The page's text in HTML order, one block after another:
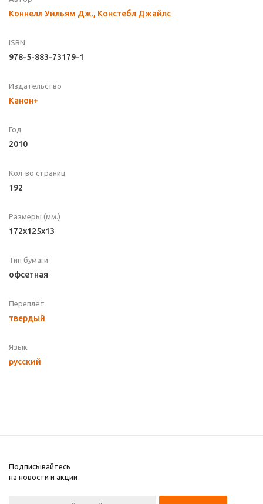
Коннелл Уильям Дж., Констебл Джайлс
ISBN
978-5-883-73179-1
Издательство
Канон+
Год
2010
Кол-во страниц
192
Размеры (мм.)
172х125х13
Тип бумаги
офсетная
Переплёт
твердый
Язык
русский
Подписывайтесь
на новости и акции